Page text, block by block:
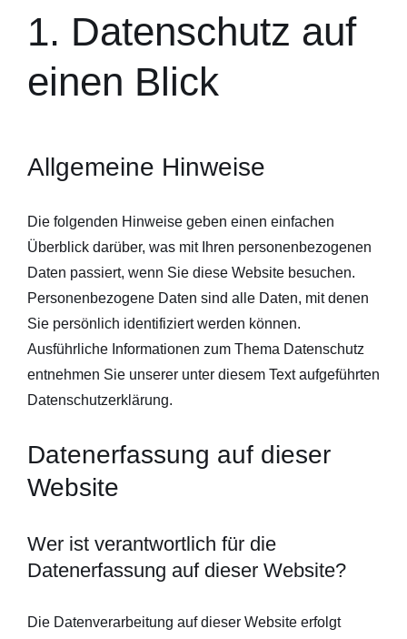
1. Datenschutz auf
einen Blick
Allgemeine Hinweise
Die folgenden Hinweise geben einen einfachen
Überblick darüber, was mit Ihren personenbezogenen
Daten passiert, wenn Sie diese Website besuchen.
Personenbezogene Daten sind alle Daten, mit denen
Sie persönlich identifiziert werden können.
Ausführliche Informationen zum Thema Datenschutz
entnehmen Sie unserer unter diesem Text aufgeführten
Datenschutzerklärung.
Datenerfassung auf dieser
Website
Wer ist verantwortlich für die
Datenerfassung auf dieser Website?
Die Datenverarbeitung auf dieser Website erfolgt